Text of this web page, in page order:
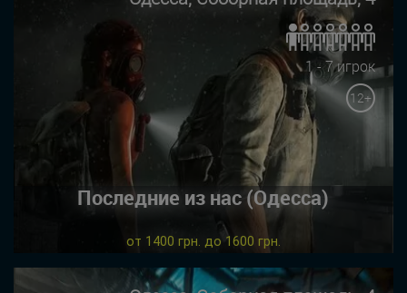
1 - 7 игрок
12+
Последние из нас (Одесса)
от 1400 грн. до 1600 грн.